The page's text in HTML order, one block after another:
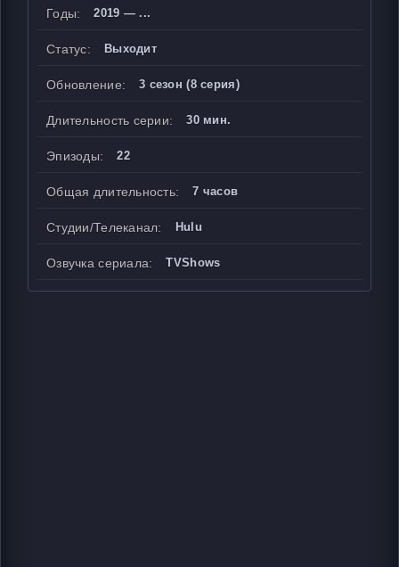
Годы: 2019 — ...
Статус: Выходит
Обновление: 3 сезон (8 серия)
Длительность серии: 30 мин.
Эпизоды: 22
Общая длительность: 7 часов
Студии/Телеканал: Hulu
Озвучка сериала: TVShows